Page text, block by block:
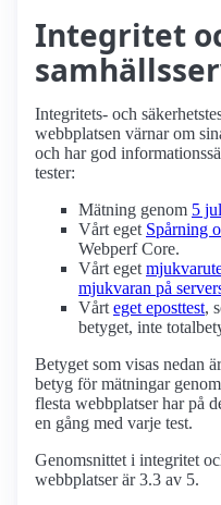
Integritet
Integritets- och
webbplatsen värnar om
och har god
tester:
Mätning genom 5
Vårt eget Spårning
Webperf Core.
Vårt eget
mjukvaran på
Vårt eget eposttest,
betyget, inte
Betyget som visas nedan
betyg för mätningar
flesta webbplatser har på
en gång med varje test.
Genomsnittet i integritet
webbplatser är 3.3 av 5.